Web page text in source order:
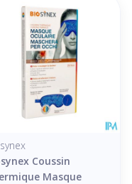
Coussin
Masque